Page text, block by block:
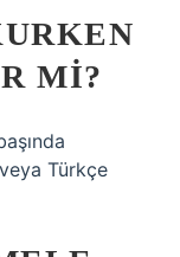
MI?
Türkçe